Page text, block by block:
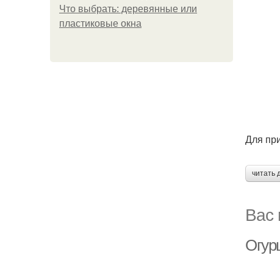
Что выбрать: деревянные или
пластиковые окна
Для
читать
Вас